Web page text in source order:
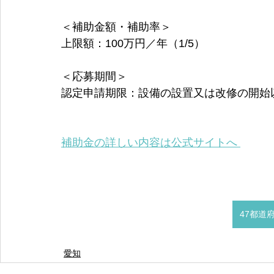
＜補助金額・補助率＞
上限額：100万円／年（1/5）
＜応募期間＞
認定申請期限：設備の設置又は改修の開始
補助金の詳しい内容は公式サイトへ
47都道
愛知